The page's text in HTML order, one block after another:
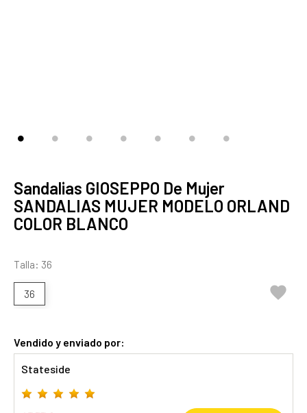
Sandalias GIOSEPPO De Mujer
SANDALIAS MUJER MODELO ORLAND
COLOR BLANCO
Talla: 36
36 
Vendido y enviado por:
Stateside